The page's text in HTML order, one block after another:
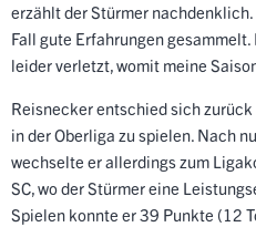
erzählt der Stürmer
Fall gute Erfahrungen
leider verletzt, womit meine
Reisnecker entschied sich
in der Oberliga zu spielen. Nach
wechselte er allerdings zum
SC, wo der Stürmer eine
Spielen konnte er 39 Punkte (12